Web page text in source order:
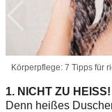
Körperpflege: 7 Tipps für
1. NICHT ZU HEISS!
Denn heißes